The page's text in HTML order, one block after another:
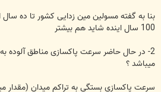
بنا به گفته مسولین مین زدایی کشور تا ده
100 سال اینده شاید هم بیشتر
2- در حال حاضر سرعت پاکسازی مناطق آلوده
میباشد ؟
سرعت پاکسازی بستگی به تراکم میدان (مقدار